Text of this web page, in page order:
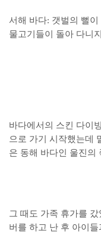
서해 바다: 갯벌의 뻘
물고기들이 돌아 다니
바다에서의 스킨 다이
으로 가기 시작했는데
은 동해 바다인 울진의
그 때도 가족 휴가를
버를 하고 난 후 아이